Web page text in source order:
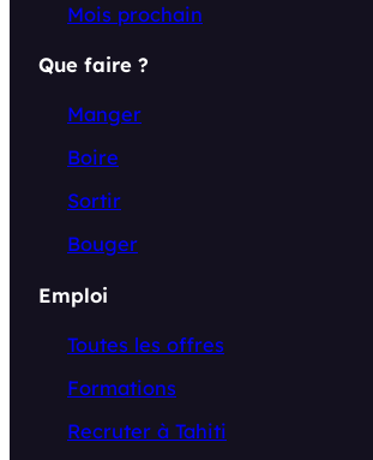
Mois prochain
Que faire ?
Manger
Boire
Sortir
Bouger
Emploi
Toutes les offres
Formations
Recruter à Tahiti